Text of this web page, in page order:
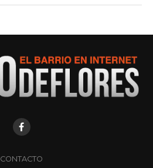
CONTACTO